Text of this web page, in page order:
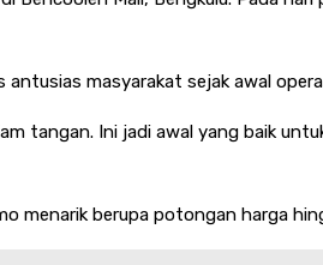
masyarakat sejak awal
tangan. Ini jadi awal yang baik
menarik berupa potongan harga